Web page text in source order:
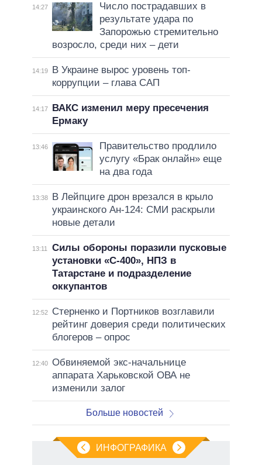
14:27
Число пострадавших в
результате удара по
Запорожью стремительно
возросло, среди них – дети
14:19
В Украине вырос уровень топ-
коррупции – глава САП
14:17
ВАКС изменил меру пресечения
Ермаку
13:46
Правительство продлило
услугу «Брак онлайн» еще
на два года
13:38
В Лейпциге дрон врезался в крыло
украинского Ан-124: СМИ раскрыли
новые детали
13:11
Силы обороны поразили пусковые
установки «С-400», НПЗ в
Татарстане и подразделение
оккупантов
12:52
Стерненко и Портников возглавили
рейтинг доверия среди политических
блогеров – опрос
12:40 Обвиняемой экс-начальнице
аппарата Харьковской ОВА не
изменили залог
Больше новостей
ИНФОГРАФИКА